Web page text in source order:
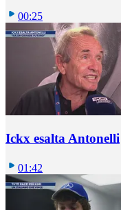
00:25
Ickx esalta Antonelli
01:42